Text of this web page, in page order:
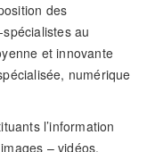
des
au
et innovante
numérique
l’information
– vidéos.